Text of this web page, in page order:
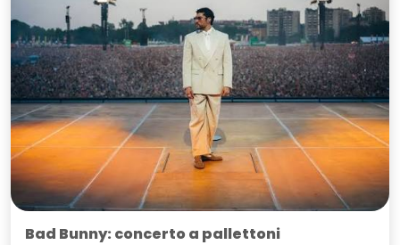
Bad Bunny: concerto a pallettoni